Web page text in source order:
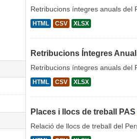
Retribucions íntegres anuals del
HTML CSV XLSX
Retribucions Íntegres
Retribucions íntegres anuals del
HTML CSV XLSX
Places i llocs de treball PAS
Relació de llocs de treball del